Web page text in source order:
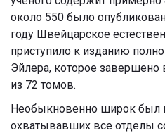
около 550 было
году Швейцарское
приступило к изданию
Эйлера, которое завершено
из 72 томов.
Необыкновенно широк был
охватывавших все отделы